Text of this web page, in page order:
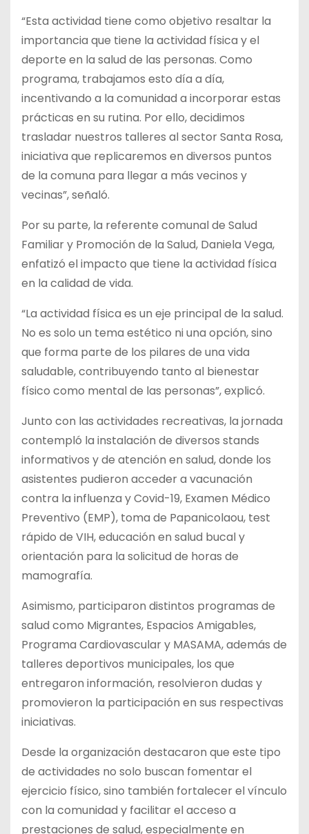
“Esta actividad tiene como objetivo resaltar la
importancia que tiene la actividad física y el
deporte en la salud de las personas. Como
programa, trabajamos esto día a día,
incentivando a la comunidad a incorporar estas
prácticas en su rutina. Por ello, decidimos
trasladar nuestros talleres al sector Santa Rosa,
iniciativa que replicaremos en diversos puntos
de la comuna para llegar a más vecinos y
vecinas”, señaló.
Por su parte, la referente comunal de Salud
Familiar y Promoción de la Salud, Daniela Vega,
enfatizó el impacto que tiene la actividad física
en la calidad de vida.
“La actividad física es un eje principal de la salud.
No es solo un tema estético ni una opción, sino
que forma parte de los pilares de una vida
saludable, contribuyendo tanto al bienestar
físico como mental de las personas”, explicó.
Junto con las actividades recreativas, la jornada
contempló la instalación de diversos stands
informativos y de atención en salud, donde los
asistentes pudieron acceder a vacunación
contra la influenza y Covid-19, Examen Médico
Preventivo (EMP), toma de Papanicolaou, test
rápido de VIH, educación en salud bucal y
orientación para la solicitud de horas de
mamografía.
Asimismo, participaron distintos programas de
salud como Migrantes, Espacios Amigables,
Programa Cardiovascular y MASAMA, además de
talleres deportivos municipales, los que
entregaron información, resolvieron dudas y
promovieron la participación en sus respectivas
iniciativas.
Desde la organización destacaron que este tipo
de actividades no solo buscan fomentar el
ejercicio físico, sino también fortalecer el vínculo
con la comunidad y facilitar el acceso a
prestaciones de salud, especialmente en